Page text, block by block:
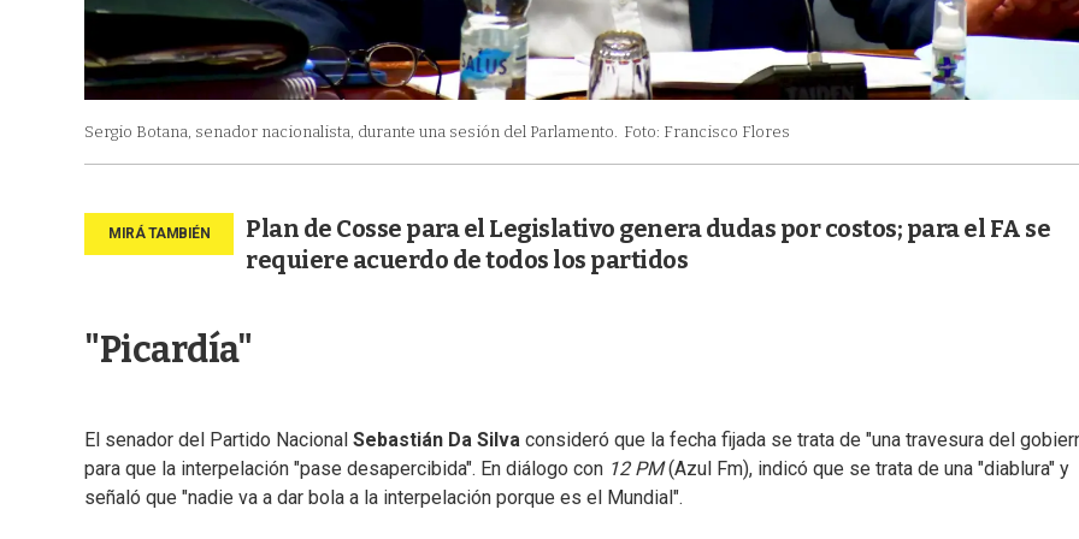
Sergio Botana, senador nacionalista, durante una sesión del Parlamento. Foto: Francisco Flores
Plan de Cosse para el Legislativo genera dudas por costos; para el FA se
requiere acuerdo de todos los partidos
"Picardía"
El senador del Partido Nacional Sebastián Da Silva consideró que la fecha fijada se trata de "una travesura del
para que la interpelación "pase desapercibida". En diálogo con 12 PM(Azul Fm), indicó que se trata de una "diablura" y
señaló que "nadie va a dar bola a la interpelación porque es el Mundial".